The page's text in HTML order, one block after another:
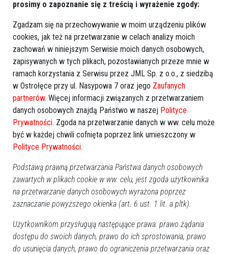
prosimy o zapoznanie się z treścią i wyrażenie zgody:
Zgadzam się na przechowywanie w moim urządzeniu plików
cookies, jak też na przetwarzanie w celach analizy moich
zachowań w niniejszym Serwisie moich danych osobowych,
zapisywanych w tych plikach, pozostawianych przeze mnie w
ramach korzystania z Serwisu przez JML Sp. z o.o., z siedzibą
w Ostrołęce przy ul. Nasypowa 7 oraz jego Zaufanych
partnerów. Więcej informacji związanych z przetwarzaniem
danych osobowych znajdą Państwo w naszej Polityce
Prywatności. Zgoda na przetwarzanie danych w ww. celu może
być w każdej chwili cofnięta poprzez link umieszczony w
Polityce Prywatności.
Podstawą prawną przetwarzania Państwa danych osobowych
zawartych w plikach cookie w ww. celu, jest zgoda użytkownika
na przetwarzanie danych osobowych wyrażona poprzez
zaznaczanie powyższego okienka (art. 6 ust. 1 lit. a pltk).
Użytkownikom przysługują następujące prawa: prawo żądania
dostępu do swoich danych, prawo do ich sprostowania, prawo
do usunięcia danych, prawo do ograniczenia przetwarzania oraz